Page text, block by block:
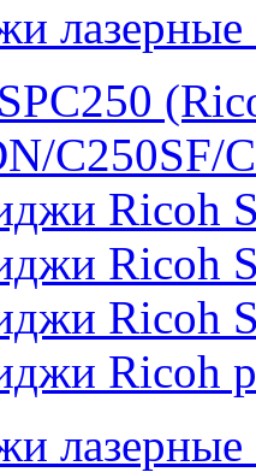
C250SF/
Ricoh
Ricoh
Ricoh
Ricoh